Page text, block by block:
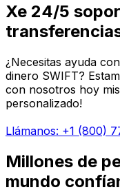
Xe 24/5
¿Necesitas ayuda
dinero SWIFT?
con nosotros hoy
personalizado!
Llámanos: +1 (800)
Millones de
mundo